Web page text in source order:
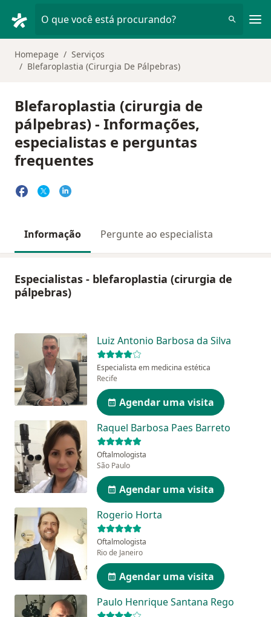
O que você está procurando?
Homepage
Serviços
Blefaroplastia (Cirurgia De Pálpebras)
Blefaroplastia (cirurgia de
pálpebras) - Informações,
especialistas e perguntas
frequentes
Informação Pergunte ao especialista
Especialistas - blefaroplastia (cirurgia de
pálpebras)
Luiz Antonio Barbosa da Silva
Especialista em medicina estética
Recife
Agendar uma visita
Raquel Barbosa Paes Barreto
Oftalmologista
São Paulo
Agendar uma visita
Rogerio Horta
Oftalmologista
Rio de Janeiro
Agendar uma visita
Paulo Henrique Santana Rego